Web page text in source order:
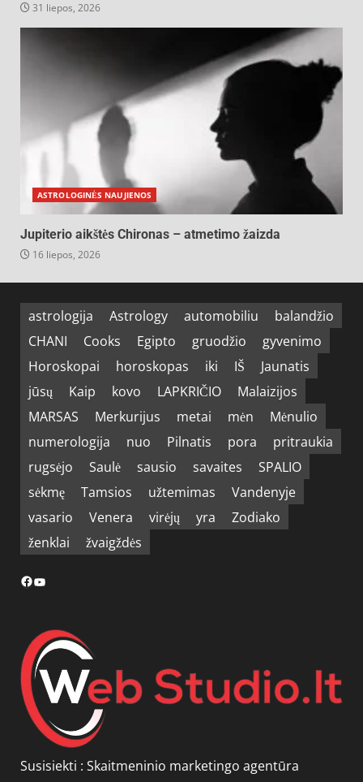
31 liepos, 2026
ASTROLOGINĖS NAUJIENOS
Jupiterio aikštės Chironas – atmetimo žaizda
16 liepos, 2026
astrologija Astrology automobiliu
balandžio
CHANI
Cooks Egipto gruodžio
gyvenimo
Horoskopai
horoskopas iki IŠ
Jaunatis
jūsų
Kaip kovo LAPKRIČIO
Malaizijos
MARSAS
Merkurijus metai mėn
Mėnulio
numerologija
nuo Pilnatis pora
pritraukia
rugsėjo
Saulė sausio savaites
SPALIO
sėkmę
Tamsios užtemimas
Vandenyje
vasario
Venera virėjų yra
Zodiako
ženklai
žvaigždės
Facebook
YouTube
Susisiekti : Skaitmeninio marketingo agentūra